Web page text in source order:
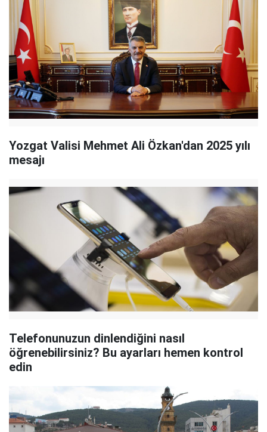
Yozgat Valisi Mehmet Ali Özkan'dan 2025 yılı
mesajı
Telefonunuzun dinlendiğini nasıl
öğrenebilirsiniz? Bu ayarları hemen kontrol
edin